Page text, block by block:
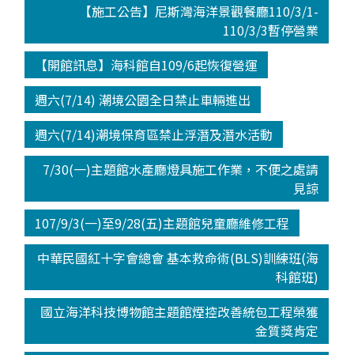
【施工公告】尼斯灣海洋景觀餐廳110/3/1-
110/3/3暫停營業
【開館訊息】海科館自109/6起恢復營運
週六(7/14) 潮境公園全日禁止車輛進出
週六(7/14)潮境保育區禁止浮潛及潛水活動
7/30(一)主題館水產廳燈具施工作業，不便之處請
見諒
107/9/3(一)至9/28(五)主題館兒童廳維修工程
中華民國紅十字會總會 基本救命術(BLS)訓練班(海
科館班)
國立海洋科技博物館主題館煙控改善統包工程榮獲
金質獎肯定